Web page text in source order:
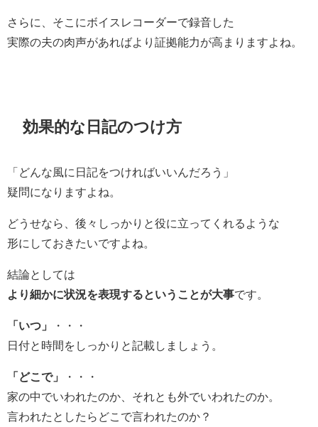
さらに、そこにボイスレコーダーで録音した
実際の夫の肉声があればより証拠能力が高まりますよね。
効果的な日記のつけ方
「どんな風に日記をつければいいんだろう」
疑問になりますよね。
どうせなら、後々しっかりと役に立ってくれるような
形にしておきたいですよね。
結論としては
より細かに状況を表現するということが大事です。
「いつ」
・・・
日付と時間をしっかりと記載しましょう。
「どこで」
・・・
家の中でいわれたのか、それとも外でいわれたのか。
言われたとしたらどこで言われたのか？